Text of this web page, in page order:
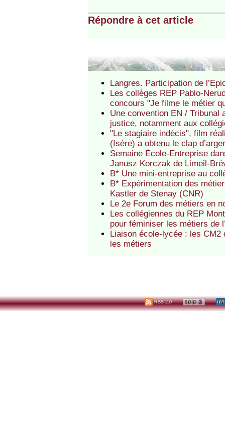
Répondre à cet article
Langres. Participation de
Les collèges REP Pablo-
concours "Je filme le métier
Une convention EN /
justice, notamment aux
"Le stagiaire indécis", film
(Isère) a obtenu le clap
Semaine École-Entreprise
Janusz Korczak de Limeil-
B* Une mini-entreprise au
B* Expérimentation des
Kastler de Stenay (CNR)
Le 2e Forum des métiers en
Les collégiennes du REP
pour féminiser les métiers de
Liaison école-lycée : les
les métiers
RSS 2.0